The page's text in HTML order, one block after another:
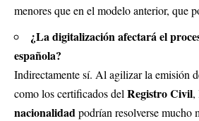
menores que en el modelo anterior, que
¿La digitalización afectará el
española?
Indirectamente sí. Al agilizar la emisión
como los certificados del Registro Civil,
nacionalidadpodrían resolverse mucho